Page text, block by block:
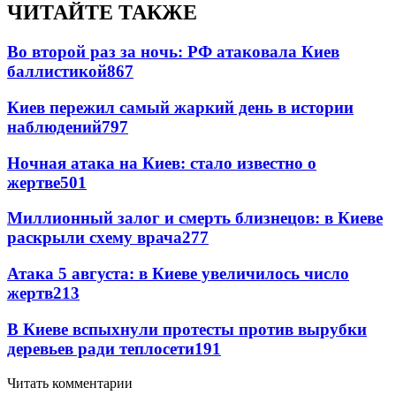
ЧИТАЙТЕ ТАКЖЕ
Во второй раз за ночь: РФ атаковала Киев
баллистикой867
Киев пережил самый жаркий день в истории
наблюдений797
Ночная атака на Киев: стало известно о
жертве501
Миллионный залог и смерть близнецов: в Киеве
раскрыли схему врача277
Атака 5 августа: в Киеве увеличилось число
жертв213
В Киеве вспыхнули протесты против вырубки
деревьев ради теплосети191
Читать комментарии